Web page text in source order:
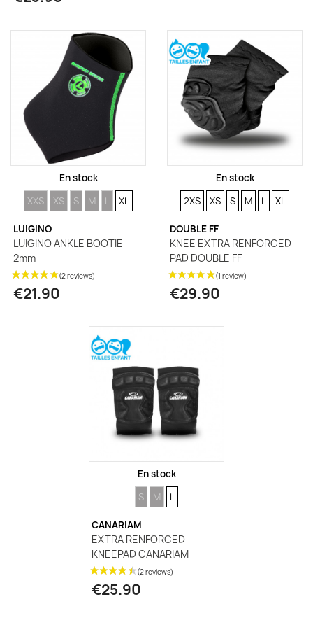
(44 reviews)
En stock
TAILLES
CHEVILLÈRES
XXS TAILLES
CHEVILLÈRES
XS TAILLES
CHEVILLÈRES
S TAILLES
CHEVILLÈRES
M TAILLES
CHEVILLÈRES
L
TAILLES
CHEVILLÈRES
XL
LUIGINO
LUIGINO ANKLE BOOTIE
2mm
€21.90
En stock
SIZE
2XS SIZE
XS SIZE
S SIZE
M SIZE
L SIZE
XL
DOUBLE FF
KNEE EXTRA RENFORCED
PAD DOUBLE FF
€29.90
En stock
SIZE
S SIZE
M SIZE
L
CANARIAM
EXTRA RENFORCED
KNEEPAD CANARIAM
€25.90